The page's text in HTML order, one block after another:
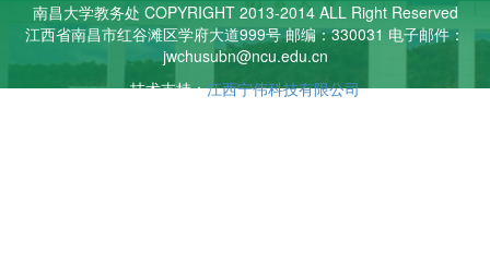
南昌大学教务处 COPYRIGHT 2013-2014 ALL Right Reserved
江西省南昌市红谷滩区学府大道999号 邮编：330031 电子邮件：
jwchusubn@ncu.edu.cn
技术支持：江西宁伟科技有限公司